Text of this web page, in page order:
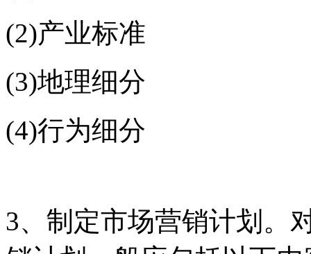
(2)产业标准
(3)地理细分
(4)行为细分
3、制定市场营销计划。